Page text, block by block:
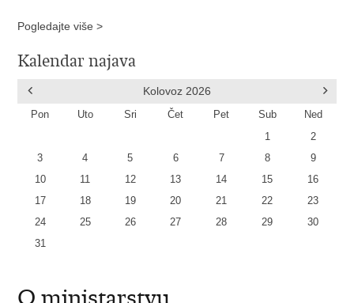
Pogledajte više >
Kalendar najava
Kolovoz 2026
Pon Uto Sri Čet Pet Sub Ned
1
2
3
4 5 6 7 8
9
10
11 12 13 14 15
16
17
18 19 20 21 22
23
24
25 26 27 28 29
30
31
O ministarstvu